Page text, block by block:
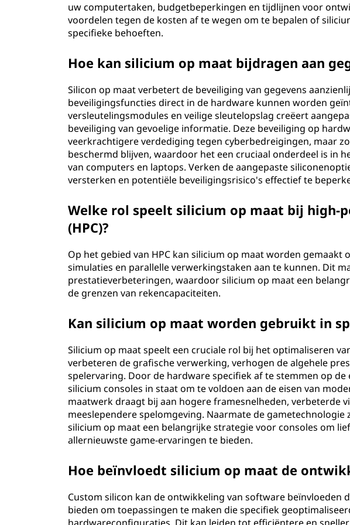
uw computertaken, budgetbeperkingen en tijdlijnen voor
voordelen tegen de kosten af te wegen om te bepalen of
specifieke behoeften.
Hoe kan silicium op maat bijdragen aan
Silicon op maat verbetert de beveiliging van gegevens
beveiligingsfuncties direct in de hardware kunnen worden
versleutelingsmodules en veilige sleutelopslag creëert
beveiliging van gevoelige informatie. Deze beveiliging op
veerkrachtigere verdediging tegen cyberbedreigingen, maar
beschermd blijven, waardoor het een cruciaal onderdeel is in
van computers en laptops. Verken de aangepaste
versterken en potentiële beveiligingsrisico's effectief te
Welke rol speelt silicium op maat bij high-
(HPC)?
Op het gebied van HPC kan silicium op maat worden gemaakt
simulaties en parallelle verwerkingstaken aan te kunnen. Dit
prestatieverbeteringen, waardoor silicium op maat een
de grenzen van rekencapaciteiten.
Kan silicium op maat worden gebruikt in
Silicium op maat speelt een cruciale rol bij het optimaliseren
verbeteren de grafische verwerking, verhogen de algehele
spelervaring. Door de hardware specifiek af te stemmen op de
silicium consoles in staat om te voldoen aan de eisen van
maatwerk draagt bij aan hogere framesnelheden, verbeterde
meeslependere spelomgeving. Naarmate de
silicium op maat een belangrijke strategie voor consoles om
allernieuwste game-ervaringen te bieden.
Hoe beïnvloedt silicium op maat de
Custom silicon kan de ontwikkeling van software beïnvloeden
bieden om toepassingen te maken die specifiek